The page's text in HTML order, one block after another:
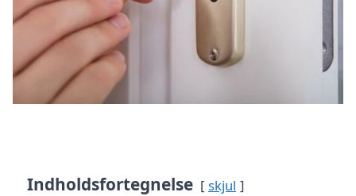
Indholdsfortegnelse skjul